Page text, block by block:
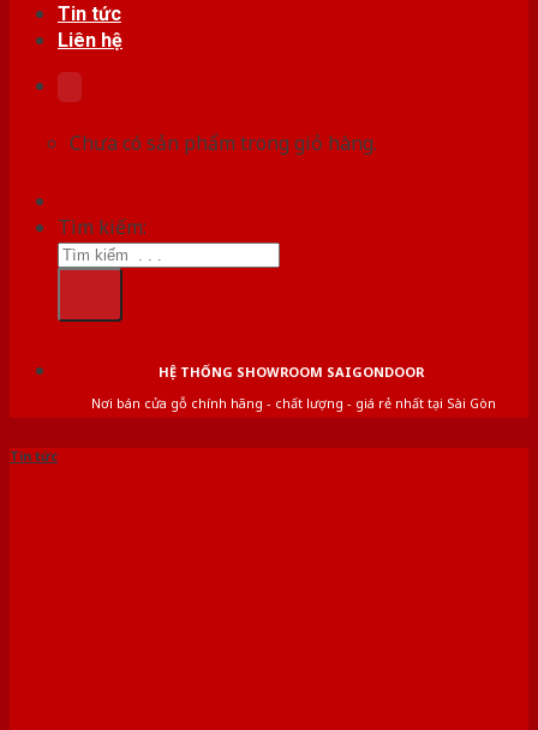
Tin tức
Liên hệ
Chưa có sản phẩm trong giỏ hàng.
Tìm kiếm:
HỆ THỐNG SHOWROOM SAIGONDOOR
Nơi bán cửa gỗ chính hãng - chất lượng - giá rẻ nhất tại Sài Gòn
Tin tức